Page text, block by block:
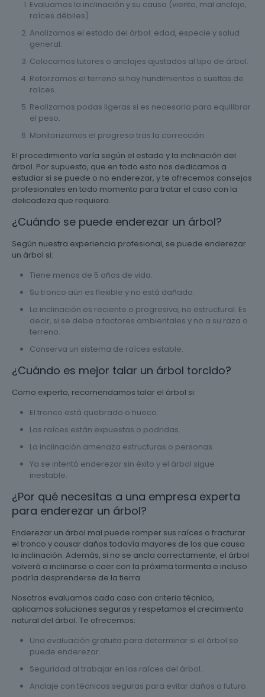
Evaluamos la inclinación y su causa (viento, mal anclaje,
raíces débiles).
Analizamos el estado del árbol: edad, especie y salud
general.
Colocamos tutores o anclajes ajustados al tipo de árbol.
Reforzamos el terreno si hay hundimientos o sueltas de
raíces.
Realizamos podas ligeras si es necesario para equilibrar
el peso.
Monitorizamos el progreso tras la corrección.
El procedimiento varía según el estado y la inclinación del
árbol. Por supuesto, que en todo esto nos dedicamos a
estudiar si se puede o no enderezar, y te ofrecemos consejos
profesionales en todo momento para tratar el caso con la
delicadeza que requiera.
¿Cuándo se puede enderezar un árbol?
Según nuestra experiencia profesional, se puede enderezar
un árbol si:
Tiene menos de 5 años de vida.
Su tronco aún es flexible y no está dañado.
La inclinación es reciente o progresiva, no estructural. Es
decir, si se debe a factores ambientales y no a su raza o
terreno.
Conserva un sistema de raíces estable.
¿Cuándo es mejor talar un árbol torcido?
Como experto, recomendamos talar el árbol si:
El tronco está quebrado o hueco.
Las raíces están expuestas o podridas.
La inclinación amenaza estructuras o personas.
Ya se intentó enderezar sin éxito y el árbol sigue
inestable.
¿Por qué necesitas a una empresa experta
para enderezar un árbol?
Enderezar un árbol mal puede romper sus raíces o fracturar
el tronco y causar daños todavía mayores de los que causa
la inclinación. Además, si no se ancla correctamente, el árbol
volverá a inclinarse o caer con la próxima tormenta e incluso
podría desprenderse de la tierra.
Nosotros evaluamos cada caso con criterio técnico,
aplicamos soluciones seguras y respetamos el crecimiento
natural del árbol. Te ofrecemos:
Una evaluación gratuita para determinar si el árbol se
puede enderezar.
Seguridad al trabajar en las raíces del árbol.
Anclaje con técnicas seguras para evitar daños a futuro.